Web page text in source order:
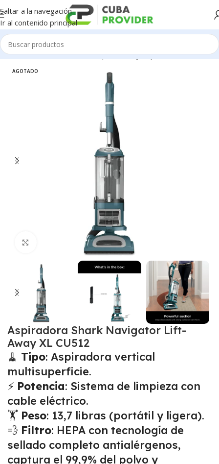
Saltar a la navegación
Ir al contenido principal
Inicio/Electrodomésticos/Aspiradoras y Sopladoras
AGOTADO
Click para agrandar
Aspiradora Shark Navigator Lift-
Away XL CU512
🧹 Tipo: Aspiradora vertical
multisuperficie.
⚡ Potencia: Sistema de limpieza con
cable eléctrico.
🏋️ Peso: 13,7 libras (portátil y ligera).
💨 Filtro: HEPA con tecnología de
sellado completo antialérgenos,
captura el 99,9% del polvo y